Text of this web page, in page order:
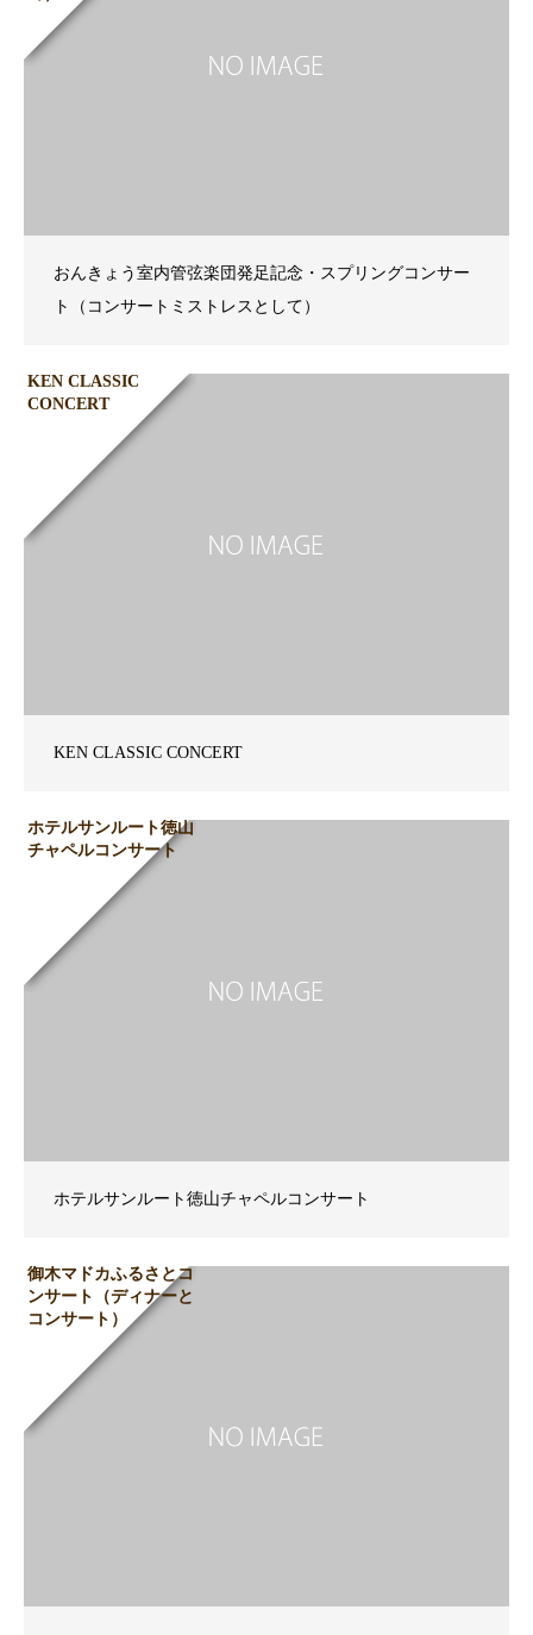
おんきょう室内管弦楽団発足記念・スプリングコンサー
ト（コンサートミストレスとして）
KEN CLASSIC
CONCERT
KEN CLASSIC CONCERT
ホテルサンルート徳山
チャペルコンサート
ホテルサンルート徳山チャペルコンサート
御木マドカふるさとコ
ンサート（ディナーと
コンサート）